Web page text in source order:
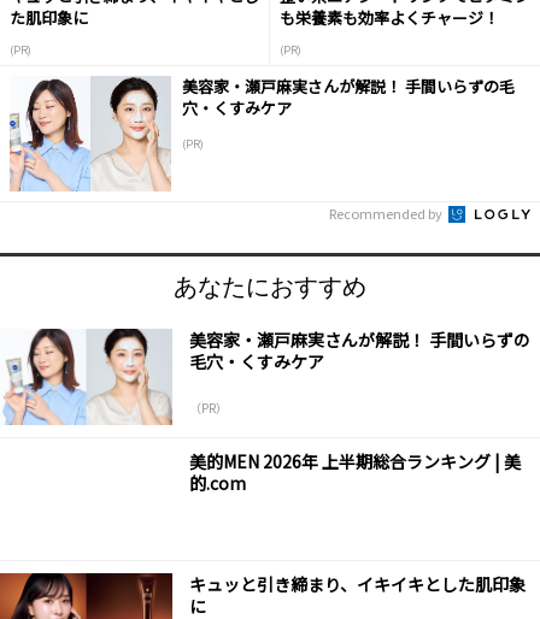
た肌印象に
(PR)
も栄養素も効率よくチャージ！
(PR)
美容家・瀬戸麻実さんが解説！ 手間いらずの毛
穴・くすみケア
(PR)
Recommended by
あなたにおすすめ
美容家・瀬戸麻実さんが解説！ 手間いらずの
毛穴・くすみケア
（PR）
美的MEN 2026年 上半期総合ランキング | 美
的.com
キュッと引き締まり、イキイキとした肌印象
に